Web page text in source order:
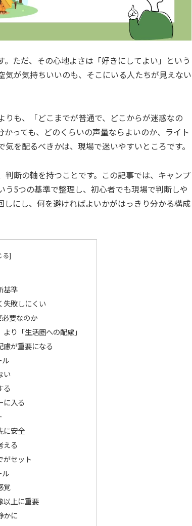
ただ、その心地よさは「好きにしてよい」という
が気持ちいいのも、そこにいる人たちが見えない
も、「どこまでが普通で、どこからが迷惑なの
っても、どのくらいの声量ならよいのか、ライト
を配るべきかは、現場で迷いやすいところです。
断の軸を持つことです。この記事では、キャンプ
5つの基準で整理し、初心者でも現場で判断しや
にし、何を避ければよいかがはっきり分かる構成
基準
失敗しにくい
要なのか
り「生活圏への配慮」
慮が重要になる
ル
い
る
に入る
に安全
える
がセット
ル
覚
以上に重要
かに